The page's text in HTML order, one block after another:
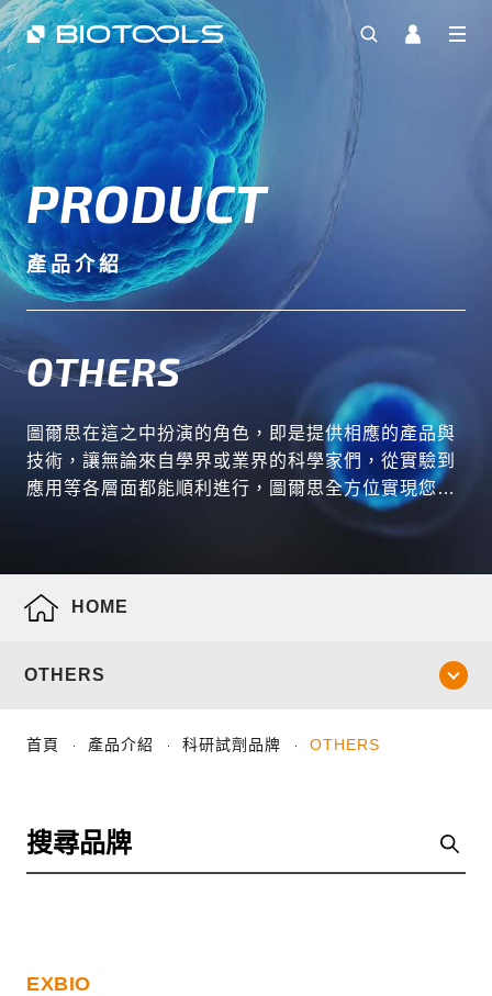
PRODUCT
產品介紹
OTHERS
圖爾思在這之中扮演的角色，即是提供相應的產品與
技術，讓無論來自學界或業界的科學家們，從實驗到
應用等各層面都能順利進行，圖爾思全方位實現您的
HOME
OTHERS
首頁 產品介紹 科研試劑品牌 OTHERS
EXBIO